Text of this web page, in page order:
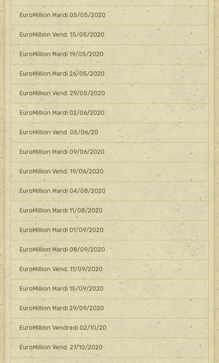
EuroMillion Mardi 05/05/2020
EuroMillion Vend. 15/05/2020
EuroMillion Mardi 19/05/2020
EuroMillion Mardi 26/05/2020
EuroMillion Vend. 29/05/2020
EuroMillion Mardi 02/06/2020
EuroMillion Vend. 05/06/20
EuroMillion Mardi 09/06/2020
EuroMillion Vend. 19/06/2020
EuroMillion Mardi 04/08/2020
EuroMillion Mardi 11/08/2020
EuroMillion Mardi 01/09/2020
EuroMillion Mardi 08/09/2020
EuroMillion Vend. 11/09/2020
EuroMillion Mardi 15/09/2020
EuroMillion Mardi 29/09/2020
EuroMillion Vendredi 02/10/20
EuroMillion Vend. 27/10/2020